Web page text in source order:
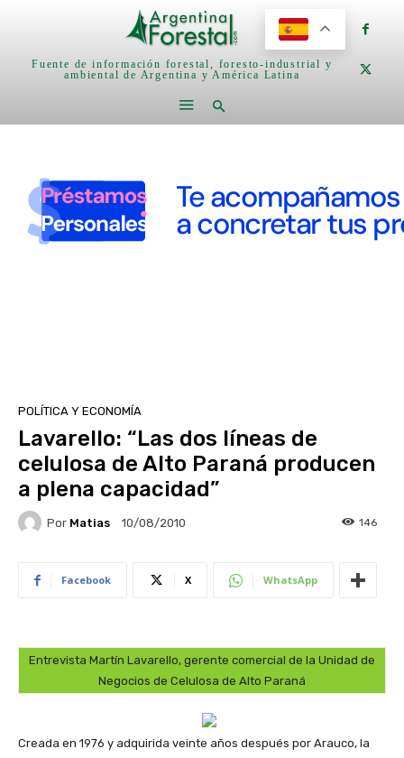
Fuente de información forestal, foresto-industrial y
ambiental de Argentina y América Latina
POLÍTICA Y ECONOMÍA
Lavarello: “Las dos líneas de
celulosa de Alto Paraná producen
a plena capacidad”
Por Matias 10/08/2010 146
Facebook X WhatsApp
Entrevista Martín Lavarello, gerente comercial de la Unidad de
Negocios de Celulosa de Alto Paraná
Creada en 1976 y adquirida veinte años después por Arauco, la